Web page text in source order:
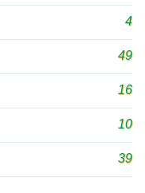
4
49
16
10
39